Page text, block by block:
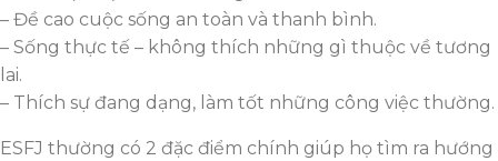
– Đề cao cuộc sống an toàn và thanh bình.
– Sống thực tế – không thích những gì thuộc về tương
lai.
– Thích sự đang dạng, làm tốt những công việc thường.
ESFJ thường có 2 đặc điểm chính giúp họ tìm ra hướng